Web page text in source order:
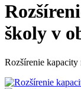
školy v
Rozšírenie